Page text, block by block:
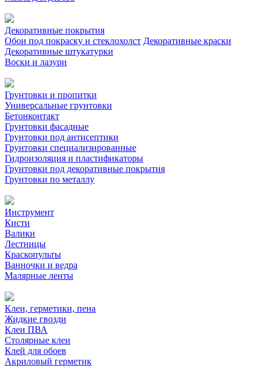
Декоративные покрытия
Обои под покраску и стеклохолст Декоративные краски
Декоративные штукатурки
Воски и лазури
Грунтовки и пропитки
Универсальные грунтовки
Бетонконтакт
Грунтовки фасадные
Грунтовки под антисептики
Грунтовки специализированные
Гидроизоляция и пластификаторы
Грунтовки под декоративные покрытия
Грунтовки по металлу
Инструмент
Кисти
Валики
Лестницы
Краскопульты
Ванночки и ведра
Малярные ленты
Клеи, герметики, пена
Жидкие гвозди
Клеи ПВА
Столярные клеи
Клей для обоев
Акриловый герметик